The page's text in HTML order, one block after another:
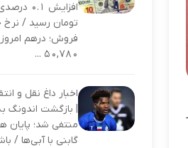
تومان رسید / نرخ
فروش؛ درهم امروز
۵۰,۷۸۰ ...
اخبار داغ نقل و
| بازگشت اندونگ
منتفی شد؛ پایان
گابنی با آبی‌ها /